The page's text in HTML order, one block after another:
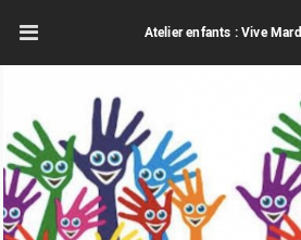
Atelier enfants : Vive